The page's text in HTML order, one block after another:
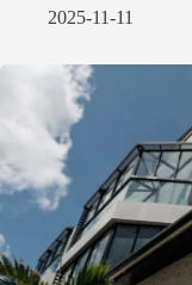
2025-11-11